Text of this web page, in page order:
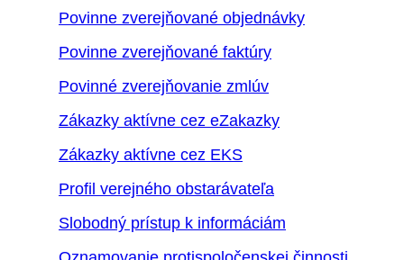
Povinne zverejňované objednávky
Povinne zverejňované faktúry
Povinné zverejňovanie zmlúv
Zákazky aktívne cez eZakazky
Zákazky aktívne cez EKS
Profil verejného obstarávateľa
Slobodný prístup k informáciám